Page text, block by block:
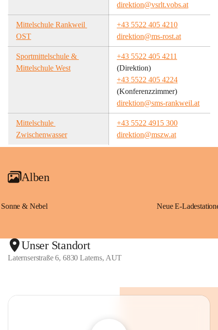
direktion@vsrlt.vobs.at
Mittelschule Rankweil
OST
+43 5522 405 4210
direktion@ms-rost.at
Sportmittelschule &
Mittelschule West
+43 5522 405 4211
(Direktion)
+43 5522 405 4224
(Konferenzzimmer)
direktion@sms-rankweil.at
Mittelschule
Zwischenwasser
+43 5522 4915 300
direktion@mszw.at
Alben
Sonne & Nebel
Unser Standort
Laternserstraße 6, 6830 Laterns, AUT